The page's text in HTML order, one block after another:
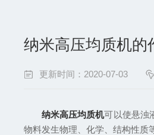
纳米高压均质机的
更新时间：2020-07-03
纳米高压均质机可以使悬浊
物料发生物理、化学、结构性质